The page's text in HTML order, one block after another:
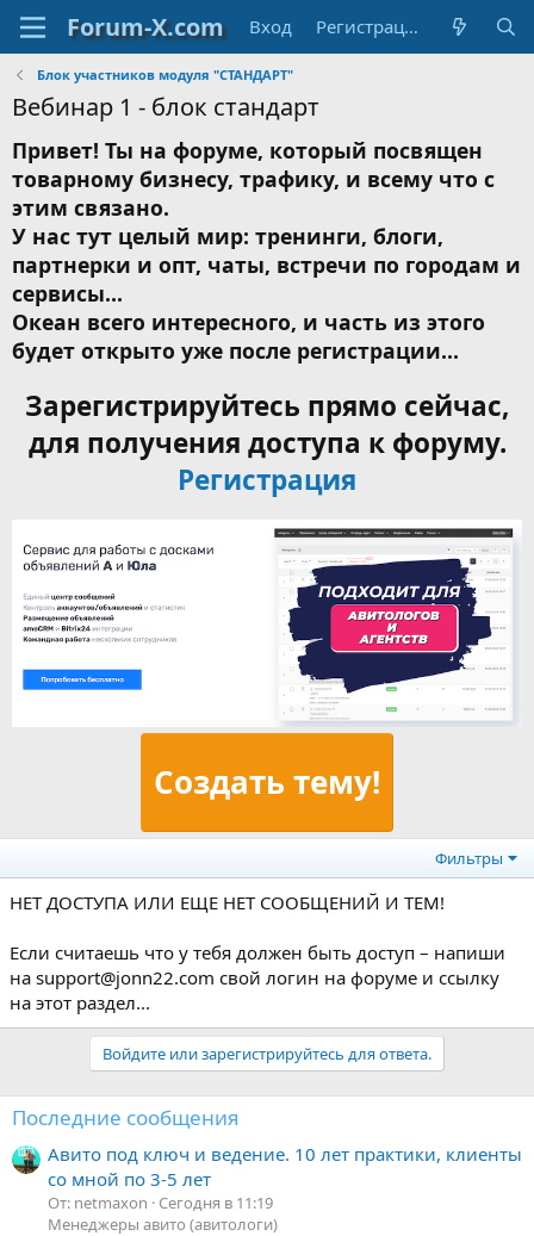
Вход Регистрация
Блок участников модуля "СТАНДАРТ"
Вебинар 1 - блок стандарт
Привет! Ты на форуме, который посвящен
товарному бизнесу, трафику, и всему что с
этим связано.
У нас тут целый мир: тренинги, блоги,
партнерки и опт, чаты, встречи по городам и
сервисы...
Океан всего интересного, и часть из этого
будет открыто уже после регистрации...
Зарегистрируйтесь прямо сейчас,
для получения доступа к форуму.
Регистрация
Создать тему!
Фильтры
НЕТ ДОСТУПА ИЛИ ЕЩЕ НЕТ СООБЩЕНИЙ И ТЕМ!
Если считаешь что у тебя должен быть доступ – напиши
на support@jonn22.com свой логин на форуме и ссылку
на этот раздел...
Войдите или зарегистрируйтесь для ответа.
Последние сообщения
Авито под ключ и ведение. 10 лет практики, клиенты
со мной по 3-5 лет
От: netmaxon
Сегодня в 11:19
Менеджеры авито (авитологи)